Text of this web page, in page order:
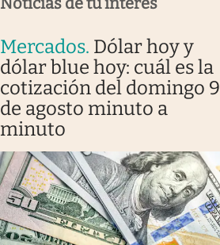
Mercados. Dólar hoy y
dólar blue hoy: cuál es la
cotización del domingo 9
de agosto minuto a
minuto